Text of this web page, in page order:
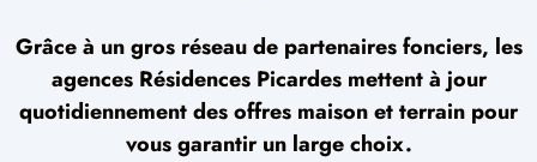
Grâce à un gros réseau de partenaires fonciers, les
agences Résidences Picardes mettent à jour
quotidiennement des offres maison et terrain pour
vous garantir un large choix.